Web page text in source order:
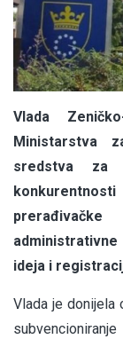
Vlada
Ministarstva
sredstva za
ideja i
Vlada je donijela